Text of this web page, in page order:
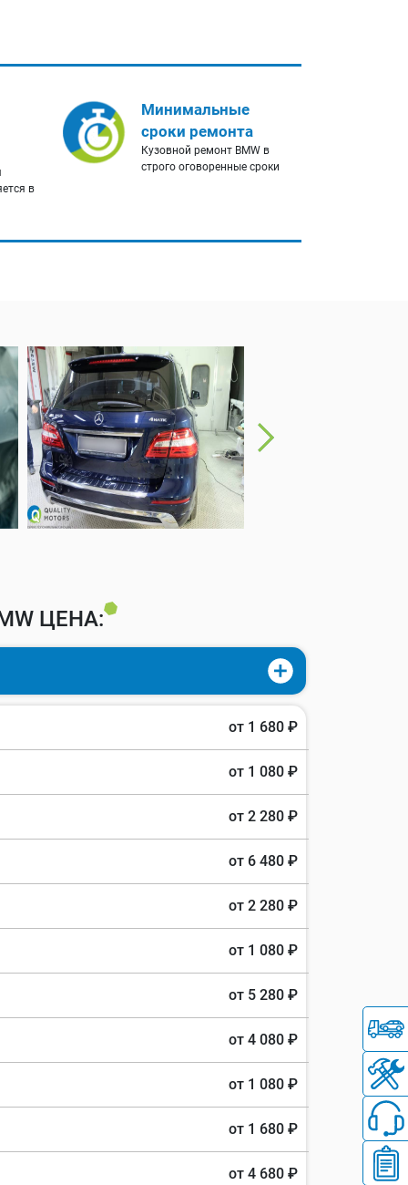
в
Минимальные
сроки ремонта
Кузовной ремонт BMW в
строго оговоренные сроки
ЦЕНА:
от 1 680 ₽
от 1 080 ₽
от 2 280 ₽
от 6 480 ₽
от 2 280 ₽
от 1 080 ₽
от 5 280 ₽
от 4 080 ₽
от 1 080 ₽
от 1 680 ₽
от 4 680 ₽